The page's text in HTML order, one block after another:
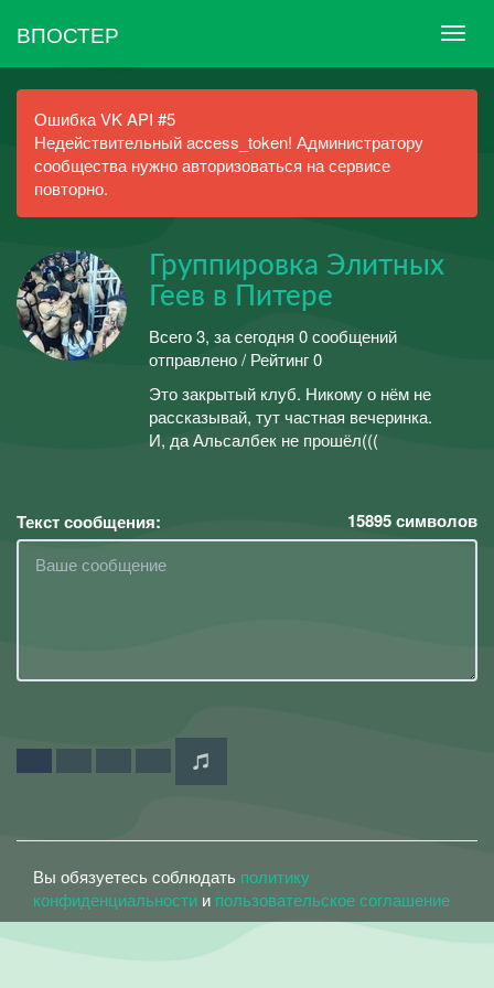
ВПОСТЕР
Ошибка VK API #5
Недействительный access_token! Администратору
сообщества нужно авторизоваться на сервисе
повторно.
Группировка Элитных
Геев в Питере
Всего 3, за сегодня 0 сообщений
отправлено / Рейтинг 0
Это закрытый клуб. Никому о нём не
рассказывай, тут частная вечеринка.
И, да Альсалбек не прошёл(((
Текст сообщения: 15895символов
Вы обязуетесь соблюдать политику
конфиденциальности и пользовательское соглашение